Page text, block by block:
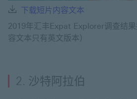
下载短片内容文本
2019年汇丰Expat Explorer调查结
容文本只有英文版本）
2. 沙特阿拉伯